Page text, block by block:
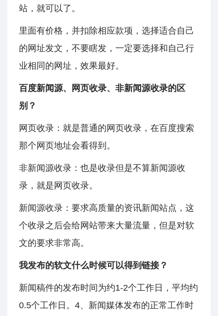
站，就可以了。
里面有价格，并扣除相应款项，选择适合自己
的网址发文，不要瞎发，一定要选择和自己行
业相同的网址，效果最好。
百度新闻源、网页收录、非新闻源收录的区
别？
网页收录：就是普通的网页收录，在百度搜索
那个网页地址会看得到。
非新闻源收录：也是收录但是不算新闻源收
录，就是网页收录。
新闻源收录：要求高质量的资讯新闻站点，这
个收录之后会给网站带来大量流量，但是对软
文的要求非常高。
我发布的软文什么时候可以得到链接？
新闻稿件的发布时间为约1-2个工作日，平均约
0.5个工作日。4、新闻媒体发布的正常工作时